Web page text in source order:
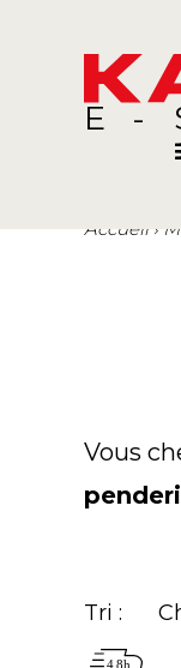
E-
Accueil
Vous
Tri :